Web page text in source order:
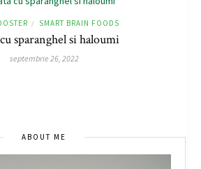
/ SMART BRAIN FOODS
sparanghel si haloumi
septembrie 26, 2022
ABOUT ME